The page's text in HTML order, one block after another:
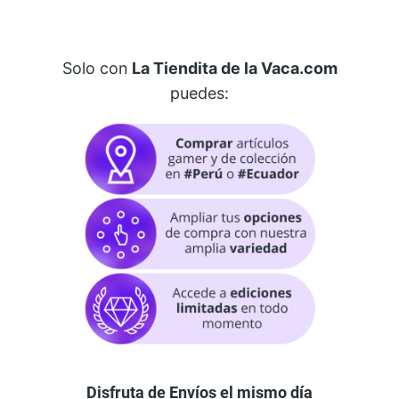
Solo con La Tiendita de la Vaca.com
puedes:
Disfruta de Envíos el mismo día